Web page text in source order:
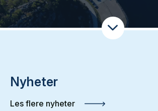
Nyheter
Les flere nyheter